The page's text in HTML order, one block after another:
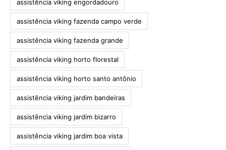
assistência viking engordadouro
assistência viking fazenda campo verde
assistência viking fazenda grande
assistência viking horto florestal
assistência viking horto santo antônio
assistência viking jardim bandeiras
assistência viking jardim bizarro
assistência viking jardim boa vista